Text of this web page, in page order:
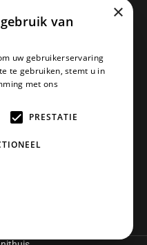
×
van
uw gebruikerservaring
te gebruiken, stemt u in
met ons
PRESTATIE